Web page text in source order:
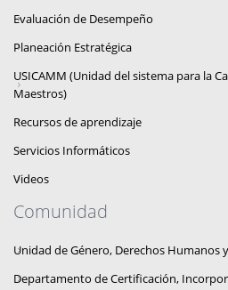
Evaluación de Desempeño
Planeación Estratégica
USICAMM (Unidad del sistema para la
Maestros)
Recursos de aprendizaje
Servicios Informáticos
Videos
Comunidad
Unidad de Género, Derechos Humanos
Departamento de Certificación,